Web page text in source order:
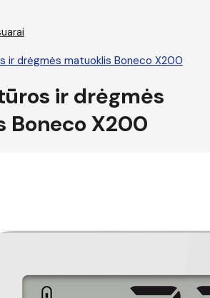
ir drėgmės matuoklis Boneco X200
ir drėgmės
Boneco X200